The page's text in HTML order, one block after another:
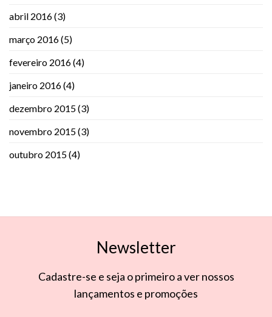
abril 2016(3)
março 2016(5)
fevereiro 2016(4)
janeiro 2016(4)
dezembro 2015(3)
novembro 2015(3)
outubro 2015(4)
Newsletter
Cadastre-se e seja o primeiro a ver nossos
lançamentos e promoções